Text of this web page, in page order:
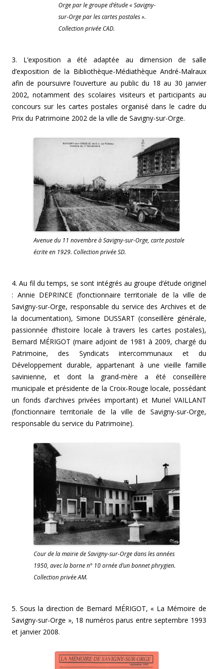
Orge par le groupe d’étude « Savigny-
sur-Orge par les cartes postales ».
Collection privée CAD.
3. L’exposition a été adaptée au dimension de salle
d’exposition de la Bibliothèque-Médiathèque André-Malraux
afin de poursuivre l’ouverture au public du 18 au 30 janvier
2002, notamment des scolaires visiteurs et participants au
concours sur les cartes postales organisé dans le cadre du
Prix du Patrimoine 2002 de la ville de Savigny-sur-Orge.
Avenue du 11 novembre à Savigny-sur-Orge, carte postale
écrite en 1929. Collection privée SD.
4. Au fil du temps, se sont intégrés au groupe d’étude originel
: Annie DEPRINCE (fonctionnaire territoriale de la ville de
Savigny-sur-Orge, responsable du service des Archives et de
la documentation), Simone DUSSART (conseillère générale,
passionnée d’histoire locale à travers les cartes postales),
Bernard MÉRIGOT (maire adjoint de 1981 à 2009, chargé du
Patrimoine, des Syndicats intercommunaux et du
Développement durable, appartenant à une vieille famille
savinienne, et dont la grand-mère a été conseillère
municipale et présidente de la Croix-Rouge locale, possédant
un fonds d’archives privées important) et Muriel VAILLANT
(fonctionnaire territoriale de la ville de Savigny-sur-Orge,
responsable du service du Patrimoine).
Cour de la mairie de Savigny-sur-Orge dans les années
1950, avec la borne n° 10 ornée d’un bonnet phrygien.
Collection privée AM.
5. Sous la direction de Bernard MÉRIGOT, « La Mémoire de
Savigny-sur-Orge », 18 numéros parus entre septembre 1993
et janvier 2008.